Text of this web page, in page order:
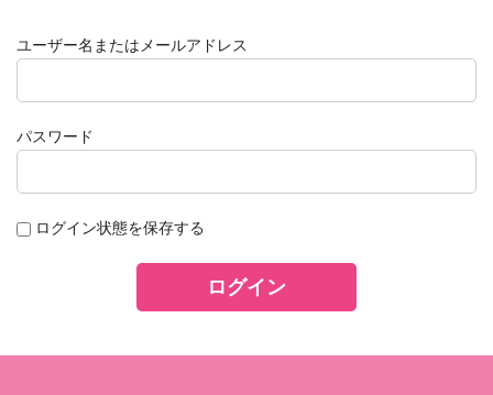
ユーザー名またはメールアドレス
パスワード
ログイン状態を保存する